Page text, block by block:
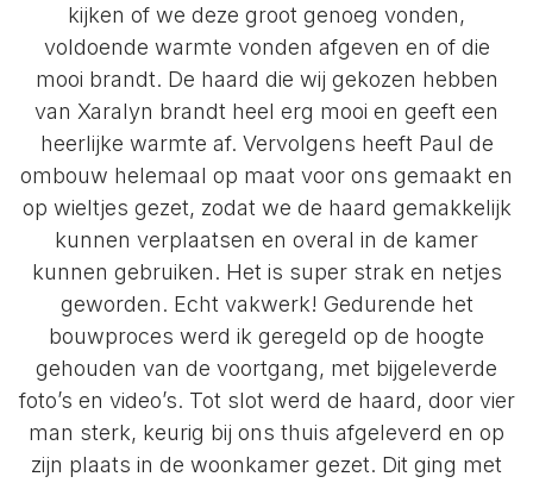
kijken of we deze groot genoeg vonden,
voldoende warmte vonden afgeven en of die
mooi brandt. De haard die wij gekozen hebben
van Xaralyn brandt heel erg mooi en geeft een
heerlijke warmte af. Vervolgens heeft Paul de
ombouw helemaal op maat voor ons gemaakt en
op wieltjes gezet, zodat we de haard gemakkelijk
kunnen verplaatsen en overal in de kamer
kunnen gebruiken. Het is super strak en netjes
geworden. Echt vakwerk! Gedurende het
bouwproces werd ik geregeld op de hoogte
gehouden van de voortgang, met bijgeleverde
foto’s en video’s. Tot slot werd de haard, door vier
man sterk, keurig bij ons thuis afgeleverd en op
zijn plaats in de woonkamer gezet. Dit ging met